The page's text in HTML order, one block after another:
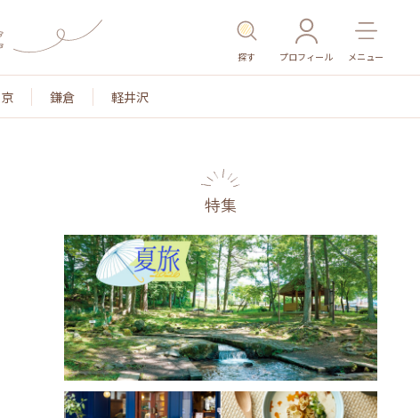
探す プロフィール メニュー
鎌倉 軽井沢
名所・旧跡 温泉・スパ その他施設 ごはん
特集